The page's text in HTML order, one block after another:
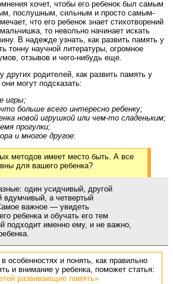
хочет, чтобы его ребенок был самым
послушным, сильным и просто самым-
что его ребенок знает стихотворений
то невольно начинает искать
В надежде узнать, как развить память у
тонну научной литературы, огромное
отзывов и чего-нибудь еще.
других родителей, как развить память у
могут подсказать:
игры;
больше всего интересно ребенку;
новой игрушкой или чем-то сладеньким;
прогулки;
и многое другое.
методов имеет место быть. А все
для вашего ребенка?
один усидчивый, другой
вдумчивый, а четвертый
важное — увидеть
ребенка и обучать его тем
подходит именно ему, и не важно,
в особенностях и понять, как правильно
и внимание у ребенка, поможет статья:
развивающие память»